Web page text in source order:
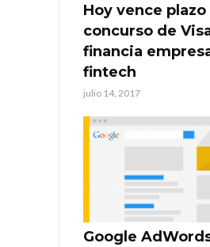
Hoy vence plazo
concurso de
financia
fintech
julio 14, 2017
Google